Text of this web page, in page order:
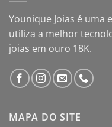
Younique Joias é uma
utiliza a melhor
joias em ouro 18K.
MAPA DO SITE